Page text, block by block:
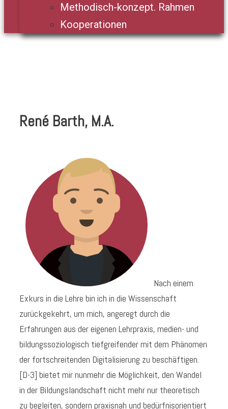
Methodisch-konzept. Rahmen
Kooperationen
René Barth, M.A.
Nach einem
Exkurs in die Lehre bin ich in die Wissenschaft
zurückgekehrt, um mich, angeregt durch die
Erfahrungen aus der eigenen Lehrpraxis, medien- und
bildungssoziologisch tiefgreifender mit dem Phänomen
der fortschreitenden Digitalisierung zu beschäftigen.
[D-3] bietet mir nunmehr die Möglichkeit, den Wandel
in der Bildungslandschaft nicht mehr nur theoretisch
zu begleiten, sondern praxisnah und bedürfnisorientiert